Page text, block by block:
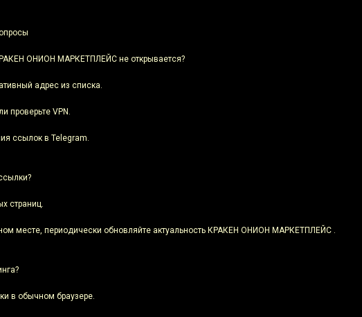
ОНИОН МАРКЕТПЛЕЙС не открывается?
адрес из списка.
проверьте VPN.
ссылок в Telegram.
страниц.
месте, периодически обновляйте актуальность КРАКЕН ОНИОН МАРКЕТПЛЕЙС .
в обычном браузере.